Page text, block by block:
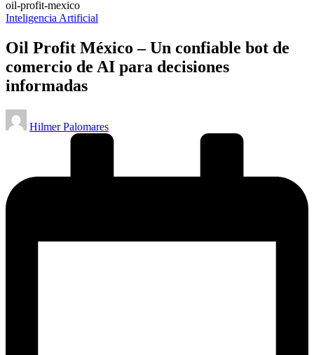
oil-profit-mexico
Publicado
Inteligencia Artificial
Oil Profit México – Un confiable bot de
comercio de AI para decisiones
informadas
Publicado
por
Hilmer Palomares